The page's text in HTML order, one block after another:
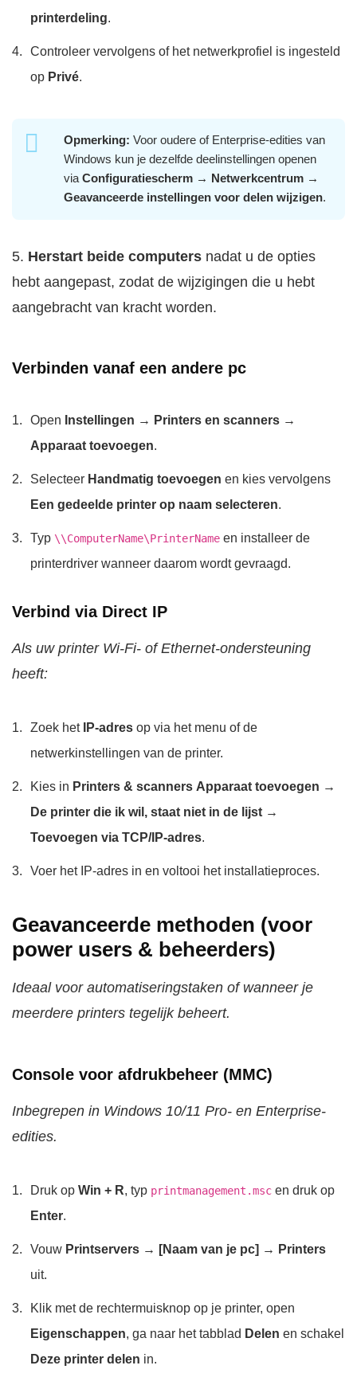
printerdeling.
Controleer vervolgens of het netwerkprofiel is ingesteld
op Privé.
Opmerking: Voor oudere of Enterprise-edities van
Windows kun je dezelfde deelinstellingen openen
via Configuratiescherm → Netwerkcentrum →
Geavanceerde instellingen voor delen wijzigen.
5. Herstart beide computers nadat u de opties
hebt aangepast, zodat de wijzigingen die u hebt
aangebracht van kracht worden.
Verbinden vanaf een andere pc
Open Instellingen → Printers en scanners →
Apparaat toevoegen.
Selecteer Handmatig toevoegen en kies vervolgens
Een gedeelde printer op naam selecteren.
Typ \\ComputerName\PrinterName en installeer de
printerdriver wanneer daarom wordt gevraagd.
Verbind via Direct IP
Als uw printer Wi-Fi- of Ethernet-ondersteuning
heeft:
Zoek het IP-adres op via het menu of de
netwerkinstellingen van de printer.
Kies in Printers & scanners Apparaat toevoegen →
De printer die ik wil, staat niet in de lijst →
Toevoegen via TCP/IP-adres.
Voer het IP-adres in en voltooi het installatieproces.
Geavanceerde methoden (voor
power users & beheerders)
Ideaal voor automatiseringstaken of wanneer je
meerdere printers tegelijk beheert.
Console voor afdrukbeheer (MMC)
Inbegrepen in Windows 10/11 Pro- en Enterprise-
edities.
Druk op Win + R, typ printmanagement.msc en druk op
Enter.
Vouw Printservers → [Naam van je pc] → Printers
uit.
Klik met de rechtermuisknop op je printer, open
Eigenschappen, ga naar het tabblad Delen en schakel
Deze printer delen in.